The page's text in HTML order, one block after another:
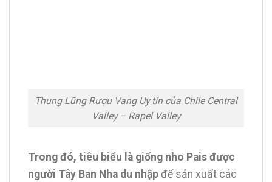
Thung Lũng Rượu Vang Uy tín của Chile Central
Valley – Rapel Valley
Trong đó, tiêu biểu là giống nho Pais được
người Tây Ban Nha du nhập để sản xuất các